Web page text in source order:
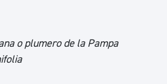
o plumero de la Pampa